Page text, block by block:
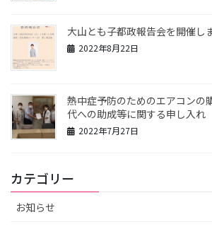
大山とも子都政報告会を開催し
2022年8月22日
熱中症予防のためのエアコンの
代への助成等に関する申し入れ
2022年7月27日
カテゴリー
お知らせ